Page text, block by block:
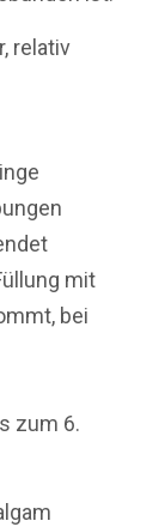
relativ
mit
bei
zum 6.